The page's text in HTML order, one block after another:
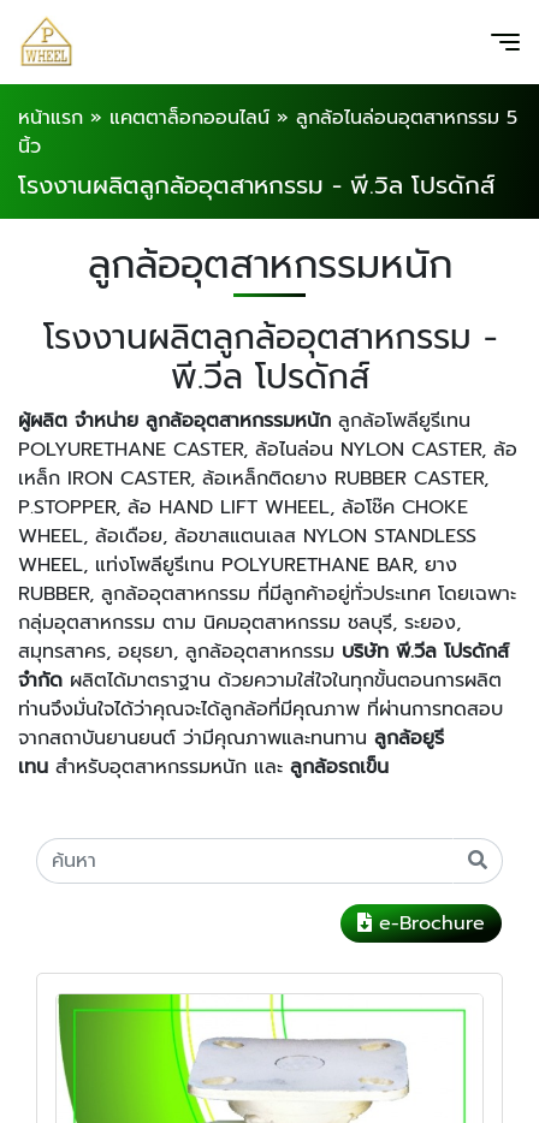
หน้าแรก » แคตตาล็อกออนไลน์ » ลูกล้อไนล่อนอุตสาหกรรม 5
นิ้ว
โรงงานผลิตลูกล้ออุตสาหกรรม - พี.วิล โปรดักส์
ลูกล้ออุตสาหกรรมหนัก
โรงงานผลิตลูกล้ออุตสาหกรรม -
พี.วีล โปรดักส์
ผู้ผลิต จำหน่าย ลูกล้ออุตสาหกรรมหนัก ลูกล้อโพลียูรีเทน
POLYURETHANE CASTER, ล้อไนล่อน NYLON CASTER, ล้อ
เหล็ก IRON CASTER, ล้อเหล็กติดยาง RUBBER CASTER,
P.STOPPER, ล้อ HAND LIFT WHEEL, ล้อโช๊ค CHOKE
WHEEL, ล้อเดือย, ล้อขาสแตนเลส NYLON STANDLESS
WHEEL, แท่งโพลียูรีเทน POLYURETHANE BAR, ยาง
RUBBER, ลูกล้ออุตสาหกรรม ที่มีลูกค้าอยู่ทั่วประเทศ โดยเฉพาะ
กลุ่มอุตสาหกรรม ตาม นิคมอุตสาหกรรม ชลบุรี, ระยอง,
สมุทรสาคร, อยุธยา, ลูกล้ออุตสาหกรรม บริษัท พี.วีล โปรดักส์
จำกัด ผลิตได้มาตราฐาน ด้วยความใส่ใจในทุกขั้นตอนการผลิต
ท่านจึงมั่นใจได้ว่าคุณจะได้ลูกล้อที่มีคุณภาพ ที่ผ่านการทดสอบ
จากสถาบันยานยนต์ ว่ามีคุณภาพและทนทาน ลูกล้อยูรี
เทน สำหรับอุตสาหกรรมหนัก และ ลูกล้อรถเข็น
e-Brochure